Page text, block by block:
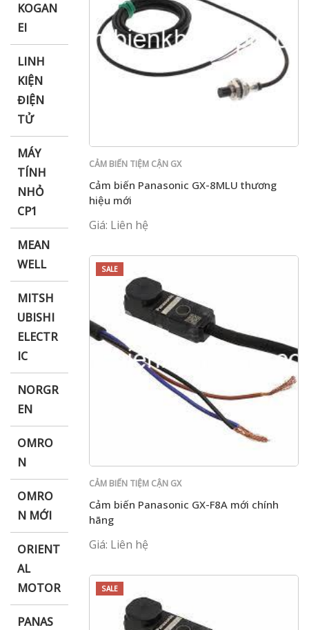
KOGAN
EI
LINH
KIỆN
ĐIỆN
TỬ
MÁY
TÍNH
NHỎ
CP1
MEAN
WELL
MITSH
UBISHI
ELECTR
IC
NORGR
EN
OMRO
N
OMRO
N MỚI
ORIENT
AL
MOTOR
PANAS
CẢM BIẾN TIỆM CẬN GX
Cảm biến Panasonic GX-8MLU thương
hiệu mới
Giá: Liên hệ
SALE
CẢM BIẾN TIỆM CẬN GX
Cảm biến Panasonic GX-F8A mới chính
hãng
Giá: Liên hệ
SALE